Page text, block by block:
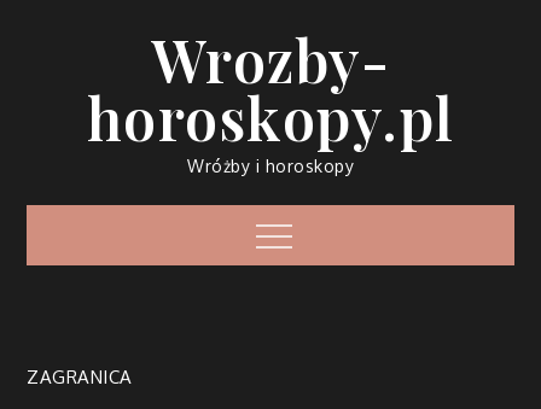
Wrozby-
horoskopy.pl
Wróżby i horoskopy
Menu
ZAGRANICA